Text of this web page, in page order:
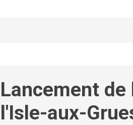
Lancement de
l'Isle-aux-